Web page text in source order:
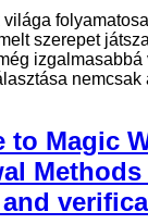
szerepet
izgalmasabbá
nemcsak
to Magic